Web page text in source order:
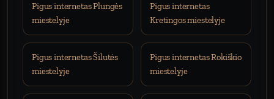
Pigus internetas Plungės
miestelyje
Pigus internetas
Kretingos miestelyje
Pigus internetas Šilutės
miestelyje
Pigus internetas Rokiškio
miestelyje